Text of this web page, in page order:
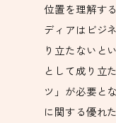
位置を理解す
ディアはビジ
り立たないと
として成り立
ツ」が必要と
に関する優れ